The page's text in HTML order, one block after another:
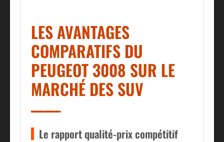
LES AVANTAGES
COMPARATIFS DU
PEUGEOT 3008 SUR LE
MARCHÉ DES SUV
Le rapport qualité-prix compétitif